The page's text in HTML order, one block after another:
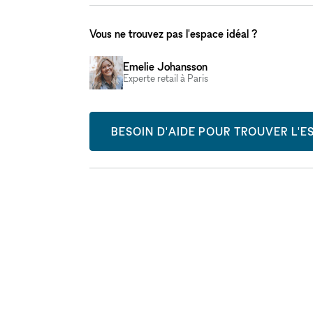
Vous ne trouvez pas l'espace idéal ?
Emelie Johansson
Experte retail à Paris
BESOIN D'AIDE POUR TROUVER